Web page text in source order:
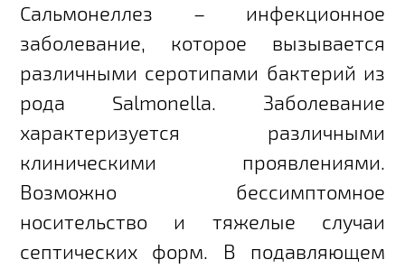
Сальмонеллез – инфекционное
заболевание, которое вызывается
различными серотипами бактерий из
рода Salmonella. Заболевание
характеризуется различными
клиническими проявлениями.
Возможно бессимптомное
носительство и тяжелые случаи
септических форм. В подавляющем